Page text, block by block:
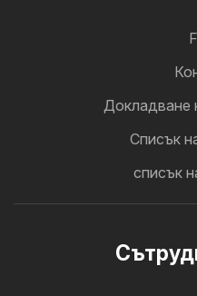
Докладване
Cписък
списък